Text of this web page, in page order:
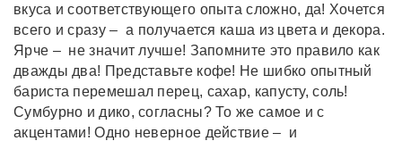
вкуса и соответствующего опыта сложно, да! Хочется
всего и сразу – а получается каша из цвета и декора.
Ярче – не значит лучше! Запомните это правило как
дважды два! Представьте кофе! Не шибко опытный
бариста перемешал перец, сахар, капусту, соль!
Сумбурно и дико, согласны? То же самое и с
акцентами! Одно неверное действие – и